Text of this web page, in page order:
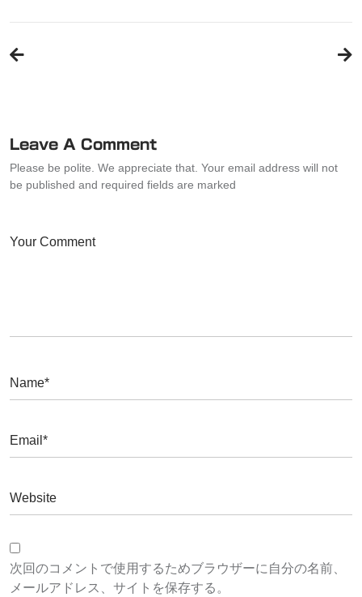
稿
ー
ョ
Leave A Comment
Please be polite. We appreciate that. Your email address will not
be published and required fields are marked
次回のコメントで使用するためブラウザーに自分の名前、
メールアドレス、サイトを保存する。